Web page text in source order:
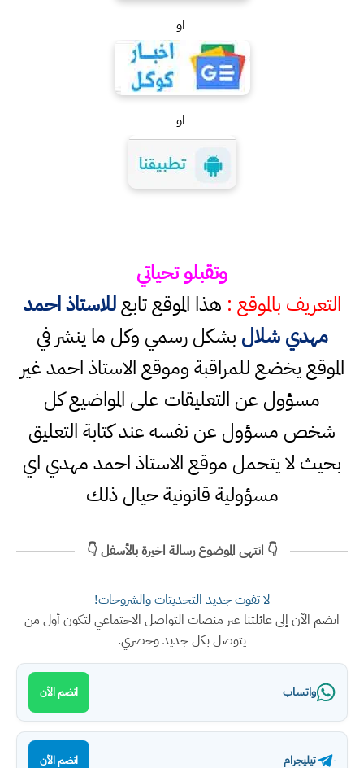
او
او
وتقبلو تحياتي
التعريف بالموقع : هذا الموقع تابعللاستاذ احمد
مهدي شلال بشكل رسمي وكل ما ينشر في
الموقع يخضع للمراقبة وموقع الاستاذ احمد غير
مسؤول عن التعليقات على المواضيع كل
شخص مسؤول عن نفسه عند كتابة التعليق
بحيث لا يتحمل موقع الاستاذ احمد مهدي اي
مسؤولية قانونية حيال ذلك
👇 انتهى الموضوع رسالة اخيرة بالأسفل 👇
لا تفوت جديد التحديثات والشروحات!
انضم الآن إلى عائلتنا عبر منصات التواصل الاجتماعي لتكون أول من
يتوصل بكل جديد وحصري.
واتساب انضم الآن
تيليجرام انضم الآن